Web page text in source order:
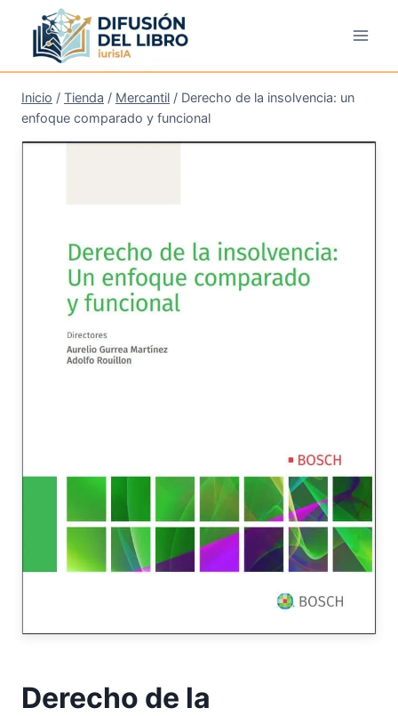
contenido
Inicio / Tienda / Mercantil / Derecho de la insolvencia: un
enfoque comparado y funcional
Derecho de la